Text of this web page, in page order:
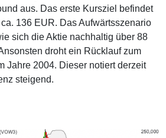
aus. Das erste Kursziel befindet
136 EUR. Das Aufwärtsszenario
sich die Aktie nachhaltig über 88
droht ein Rücklauf zum
Jahre 2004. Dieser notiert derzeit
steigend.